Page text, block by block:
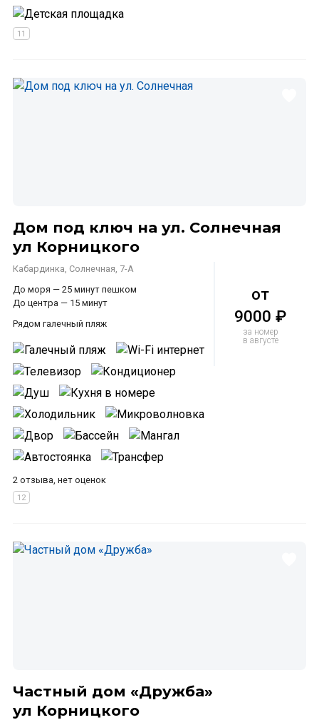
Дом под ключ на ул. Солнечная
ул Корницкого
Кабардинка, Солнечная, 7-А
До моря — 25 минут пешком
До центра — 15 минут
Рядом галечный пляж
2 отзыва, нет оценок
от
9000 ₽
за номер
в августе
Частный дом «Дружба»
ул Корницкого